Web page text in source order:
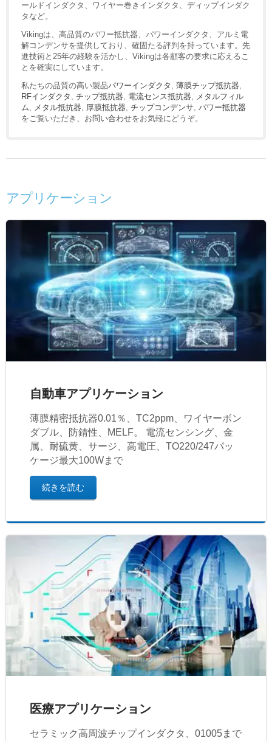
ールドインダクタ、ワイヤー巻きインダクタ、ディップインダク
タなど。
Vikingは、高品質のパワー抵抗器、パワーインダクタ、アルミ電
解コンデンサを提供しており、確固たる評判を持っています。先
進技術と25年の経験を活かし、Vikingは各顧客の要求に応えるこ
とを確実にしています。
私たちの品質の高い製品パワーインダクタ , 薄膜チップ抵抗器,
RFインダクタ , チップ抵抗器, 電流センス抵抗器, メタルフィル
ム, メタル抵抗器, 厚膜抵抗器, チップコンデンサ, パワー抵抗器
をご覧いただき、 お問い合わせをお気軽にどうぞ。
アプリケーション
自動車アプリケーション
薄膜精密抵抗器0.01％、TC2ppm、ワイヤーボン
ダブル、防錆性、MELF。 電流センシング、金
属、耐硫黄、サージ、高電圧、TO220/247パッ
ケージ最大100Wまで
続きを読む
医療アプリケーション
セラミック高周波チップインダクタ、01005まで